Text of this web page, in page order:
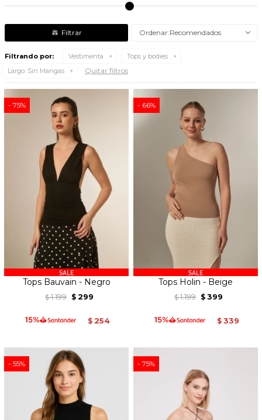
Recomendados
Filtrando por: Vestimenta
Tops y bodies
Largo: Sin Mangas Quitar filtros
75
Tops Bauvain - Negro
$ 1.199 $ 299
$ 254
66
Tops Holin - Beige
$ 1.199 $ 399
$ 339
55 75